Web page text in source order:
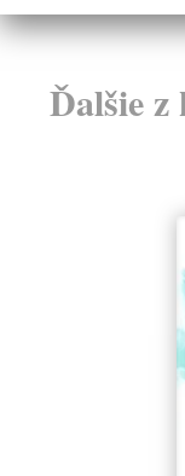
Ďalšie